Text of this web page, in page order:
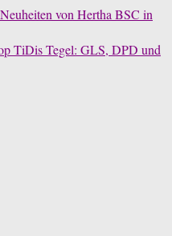
von Hertha BSC in
TiDis Tegel: GLS, DPD und